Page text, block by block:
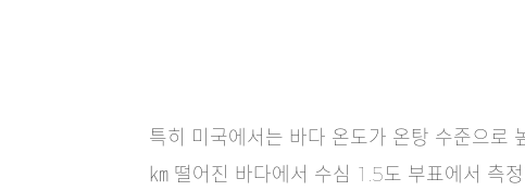
특히 미국에서는 바다 온도가 온탕 수준으로
㎞ 떨어진 바다에서 수심 1.5도 부표에서 측